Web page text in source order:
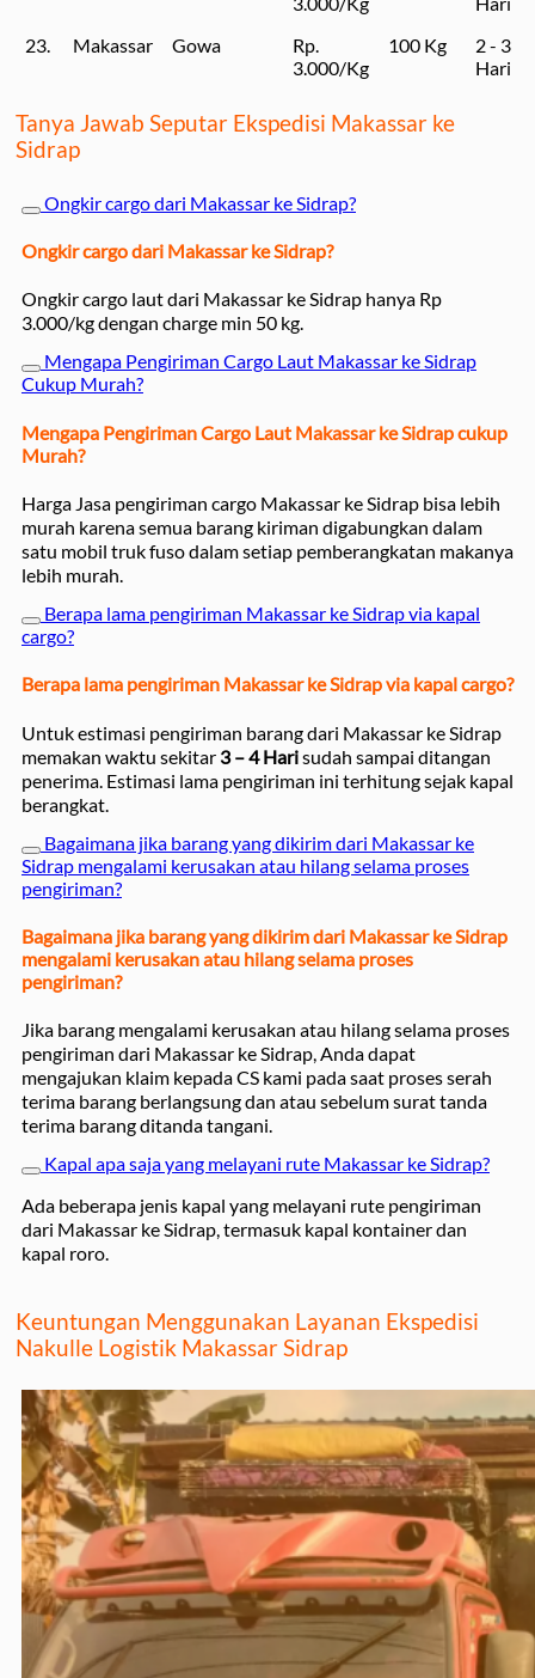
23.
Makassar Gowa
Rp.
3.000/Kg
100 Kg
2 - 3
Hari
Tanya Jawab Seputar Ekspedisi Makassar ke
Sidrap
Ongkir cargo dari Makassar ke Sidrap?
Ongkir cargo dari Makassar ke Sidrap?
Ongkir cargo laut dari Makassar ke Sidrap hanya Rp
3.000/kg dengan charge min 50 kg.
Mengapa Pengiriman Cargo Laut Makassar ke Sidrap
Cukup Murah?
Mengapa Pengiriman Cargo Laut Makassar ke Sidrap cukup
Murah?
Harga Jasa pengiriman cargo Makassar ke Sidrap bisa lebih
murah karena semua barang kiriman digabungkan dalam
satu mobil truk fuso dalam setiap pemberangkatan makanya
lebih murah.
Berapa lama pengiriman Makassar ke Sidrap via kapal
cargo?
Berapa lama pengiriman Makassar ke Sidrap via kapal cargo?
Untuk estimasi pengiriman barang dari Makassar ke Sidrap
memakan waktu sekitar 3 – 4 Harisudah sampai ditangan
penerima. Estimasi lama pengiriman ini terhitung sejak kapal
berangkat.
Bagaimana jika barang yang dikirim dari Makassar ke
Sidrap mengalami kerusakan atau hilang selama proses
pengiriman?
Bagaimana jika barang yang dikirim dari Makassar ke Sidrap
mengalami kerusakan atau hilang selama proses
pengiriman?
Jika barang mengalami kerusakan atau hilang selama proses
pengiriman dari Makassar ke Sidrap, Anda dapat
mengajukan klaim kepada CS kami pada saat proses serah
terima barang berlangsung dan atau sebelum surat tanda
terima barang ditanda tangani.
Kapal apa saja yang melayani rute Makassar ke Sidrap?
Ada beberapa jenis kapal yang melayani rute pengiriman
dari Makassar ke Sidrap, termasuk kapal kontainer dan
kapal roro.
Keuntungan Menggunakan Layanan Ekspedisi
Nakulle Logistik Makassar Sidrap